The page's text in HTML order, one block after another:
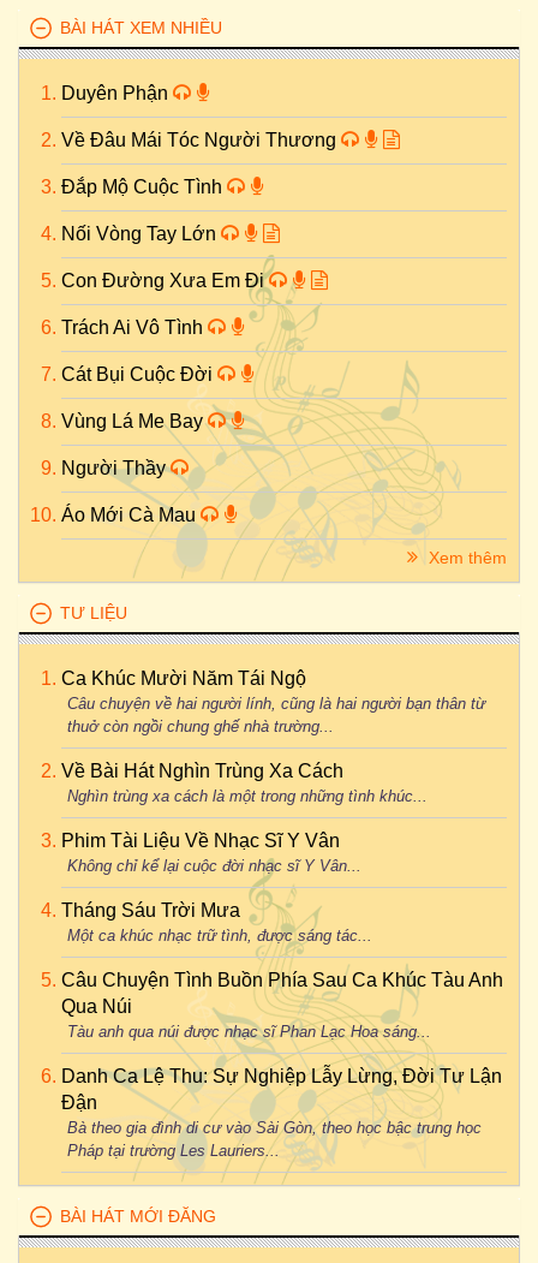
BÀI HÁT XEM NHIỀU
Duyên Phận
Về Đâu Mái Tóc Người Thương
Đắp Mộ Cuộc Tình
Nối Vòng Tay Lớn
Con Đường Xưa Em Đi
Trách Ai Vô Tình
Cát Bụi Cuộc Đời
Vùng Lá Me Bay
Người Thầy
Áo Mới Cà Mau
Xem thêm
TƯ LIỆU
Ca Khúc Mười Năm Tái Ngộ
Câu chuyện về hai người lính, cũng là hai người bạn thân từ
thuở còn ngồi chung ghế nhà trường...
Về Bài Hát Nghìn Trùng Xa Cách
Nghìn trùng xa cách là một trong những tình khúc...
Phim Tài Liệu Về Nhạc Sĩ Y Vân
Không chỉ kể lại cuộc đời nhạc sĩ Y Vân...
Tháng Sáu Trời Mưa
Một ca khúc nhạc trữ tình, được sáng tác...
Câu Chuyện Tình Buồn Phía Sau Ca Khúc Tàu Anh
Qua Núi
Tàu anh qua núi được nhạc sĩ Phan Lạc Hoa sáng...
Danh Ca Lệ Thu: Sự Nghiệp Lẫy Lừng, Đời Tư Lận
Đận
Bà theo gia đình di cư vào Sài Gòn, theo học bậc trung học
Pháp tại trường Les Lauriers...
BÀI HÁT MỚI ĐĂNG